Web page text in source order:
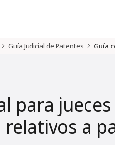
Guía Judicial de Patentes Guía
para
a